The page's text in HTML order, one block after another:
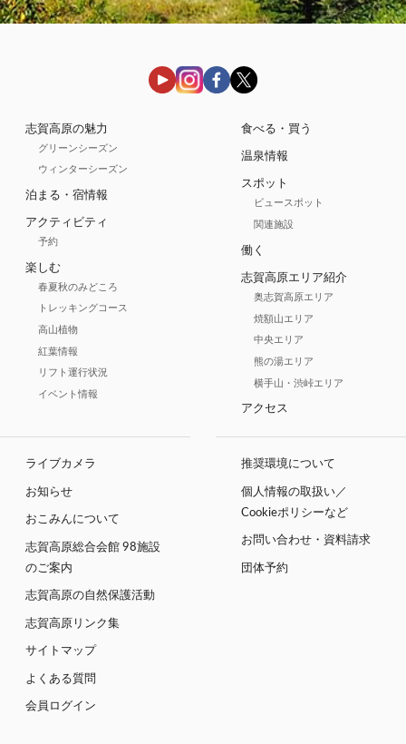
志賀高原の魅力
グリーンシーズン
ウィンターシーズン
泊まる・宿情報
アクティビティ
予約
楽しむ
春夏秋のみどころ
トレッキングコース
高山植物
紅葉情報
リフト運行状況
イベント情報
食べる・買う
温泉情報
スポット
ビュースポット
関連施設
働く
志賀高原エリア紹介
奥志賀高原エリア
焼額山エリア
中央エリア
熊の湯エリア
横手山・渋峠エリア
アクセス
ライブカメラ
お知らせ
おこみんについて
志賀高原総合会館 98施設
のご案内
志賀高原の自然保護活動
志賀高原リンク集
サイトマップ
よくある質問
会員ログイン
推奨環境について
個人情報の取扱い／
Cookieポリシーなど
お問い合わせ・資料請求
団体予約